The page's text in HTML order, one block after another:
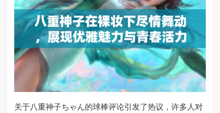
关于八重神子ちゃん的球棒评论引发了热议，许多人对